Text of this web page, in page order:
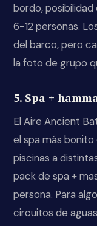
bordo, posibilidad
6-12 personas.
del barco, pero
la foto de grupo
5. Spa +
El Aire Ancient
el spa más
piscinas a
pack de spa +
persona. Para
circuitos de